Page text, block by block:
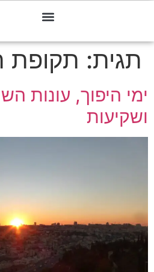
תגית: תקופת
ימי היפוך, עונות
ושקיעות